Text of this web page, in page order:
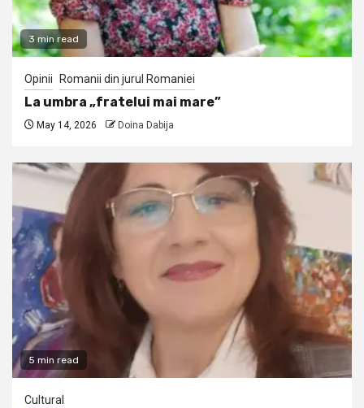
3 min read
Opinii Romanii din jurul Romaniei
La umbra „fratelui mai mare”
May 14, 2026 Doina Dabija
5 min read
Cultural